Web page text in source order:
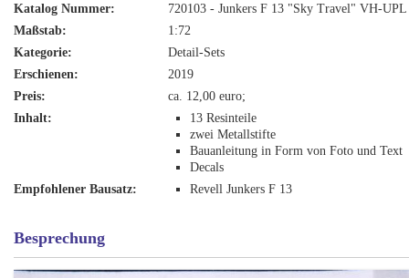
Katalog Nummer:
720103 - Junkers F 13 "Sky Travel" VH-UPL
Maßstab:
1:72
Kategorie:
Detail-Sets
Erschienen:
2019
Preis:
ca. 12,00 euro;
Inhalt:
13 Resinteile
zwei Metallstifte
Bauanleitung in Form von Foto und Text
Decals
Empfohlener Bausatz:
Revell Junkers F 13
Besprechung